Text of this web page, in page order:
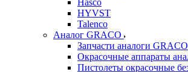
Hasco
HYVST
Talenco
Аналог GRACO
Запчасти аналоги GRACO
Окрасочные аппараты
Пистолеты окрасочные